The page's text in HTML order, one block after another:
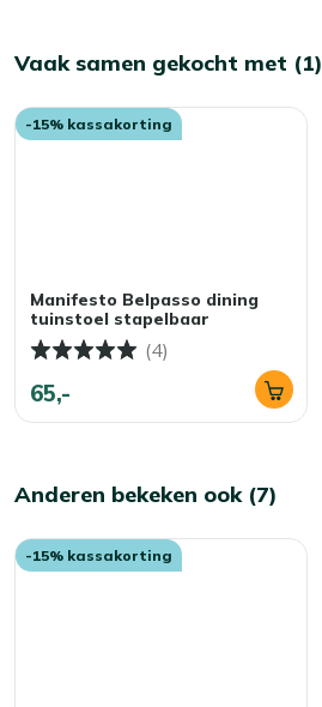
Vaak samen gekocht met (1)
-15% kassakorting
Manifesto Belpasso dining
tuinstoel stapelbaar
(4)
65,-
Anderen bekeken ook (7)
-15% kassakorting